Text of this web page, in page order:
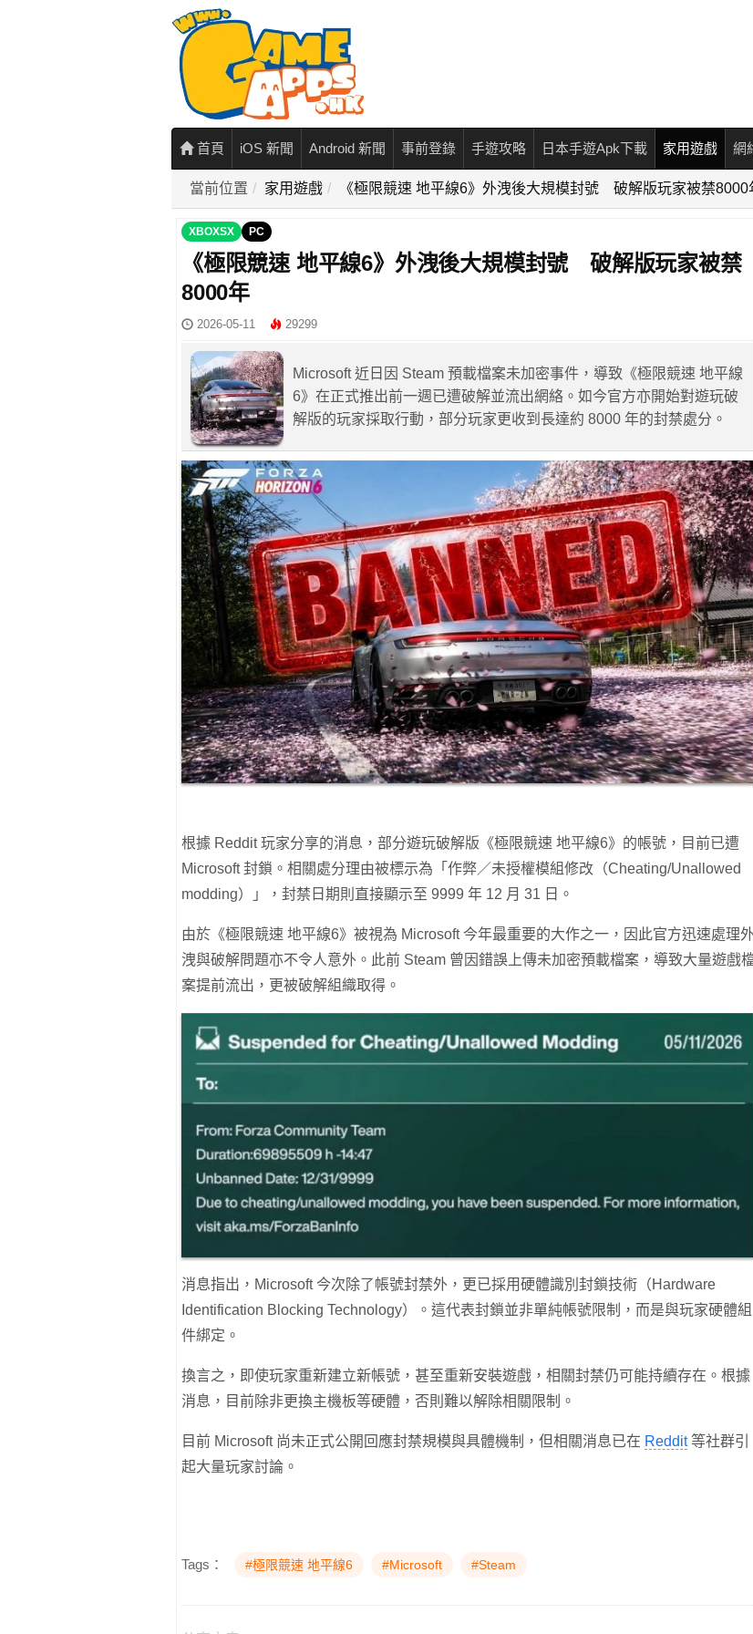
首頁 iOS 新聞 Android 新聞 事前登錄 手遊攻略 日本手遊Apk下載 家用遊戲 網
當前位置 家用遊戲 《極限競速 地平線6》外洩後大規模封號 破解版玩家被禁8000
XBOXSX PC
《極限競速 地平線6》外洩後大規模封號 破解版玩家被禁
8000年
2026-05-11 29299
Microsoft 近日因 Steam 預載檔案未加密事件，導致《極限競速 地平線
6》在正式推出前一週已遭破解並流出網絡。如今官方亦開始對遊玩破
解版的玩家採取行動，部分玩家更收到長達約 8000 年的封禁處分。
根據 Reddit 玩家分享的消息，部分遊玩破解版《極限競速 地平線6》的帳號，目前已遭
Microsoft 封鎖。相關處分理由被標示為「作弊／未授權模組修改（Cheating/Unallowed
modding）」，封禁日期則直接顯示至 9999 年 12 月 31 日。
由於《極限競速 地平線6》被視為 Microsoft 今年最重要的大作之一，因此官方迅速處理
洩與破解問題亦不令人意外。此前 Steam 曾因錯誤上傳未加密預載檔案，導致大量遊戲
案提前流出，更被破解組織取得。
消息指出，Microsoft 今次除了帳號封禁外，更已採用硬體識別封鎖技術（Hardware
Identification Blocking Technology）。這代表封鎖並非單純帳號限制，而是與玩家硬體組
件綁定。
換言之，即使玩家重新建立新帳號，甚至重新安裝遊戲，相關封禁仍可能持續存在。根據
消息，目前除非更換主機板等硬體，否則難以解除相關限制。
目前 Microsoft 尚未正式公開回應封禁規模與具體機制，但相關消息已在 Reddit等社群引
起大量玩家討論。
Tags： #極限競速 地平線6 #Microsoft #Steam